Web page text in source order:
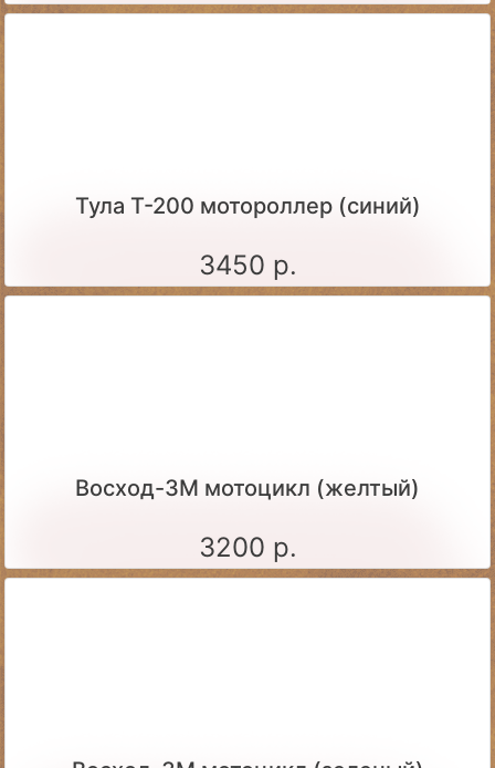
Тула Т-200 мотороллер (синий)
3450 р.
Восход-3М мотоцикл (желтый)
3200 р.